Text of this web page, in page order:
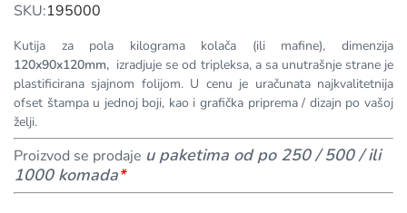
SKU:195000
Kutija za pola kilograma kolača (ili mafine), dimenzija
120x90x120mm, izradjuje se od tripleksa, a sa unutrašnje strane je
plastificirana sjajnom folijom. U cenu je uračunata najkvalitetnija
ofset štampa u jednoj boji, kao i grafička priprema / dizajn po vašoj
želji.
Proizvod se prodaje u paketima od po 250 / 500 / ili
1000 komada*